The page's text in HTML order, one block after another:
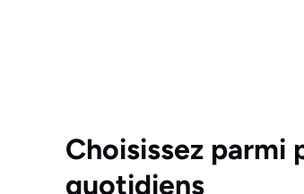
Choisissez parmi
quotidiens